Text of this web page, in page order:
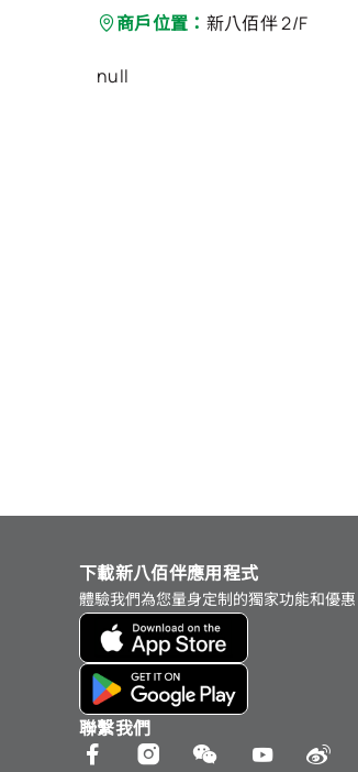
商戶位置： 新八佰伴 2/F
null
下載新八佰伴應用程式
體驗我們為您量身定制的獨家功能和優惠
聯繫我們